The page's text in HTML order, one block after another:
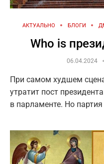
АКТУАЛЬНО БЛОГИ
Who is
06.04.2024
При самом худшем
утратит пост
в парламенте. Но